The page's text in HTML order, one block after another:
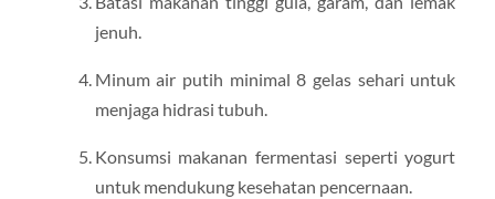
jenuh.
Minum air putih minimal 8 gelas sehari untuk
menjaga hidrasi tubuh.
Konsumsi makanan fermentasi seperti yogurt
untuk mendukung kesehatan pencernaan.